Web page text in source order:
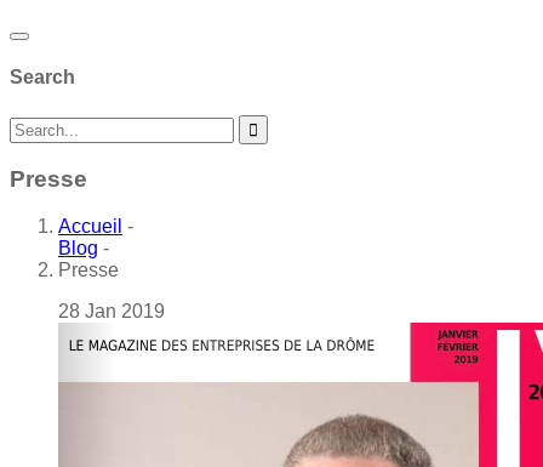
Search
Presse
Accueil -
Blog -
Presse
28 Jan 2019